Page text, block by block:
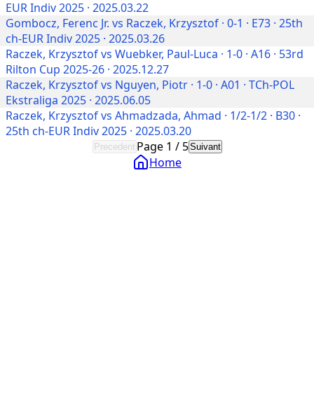
EUR Indiv 2025 · 2025.03.22
Gombocz, Ferenc Jr. vs Raczek, Krzysztof · 0-1 · E73 · 25th
ch-EUR Indiv 2025 · 2025.03.26
Raczek, Krzysztof vs Wuebker, Paul-Luca · 1-0 · A16 · 53rd
Rilton Cup 2025-26 · 2025.12.27
Raczek, Krzysztof vs Nguyen, Piotr · 1-0 · A01 · TCh-POL
Ekstraliga 2025 · 2025.06.05
Raczek, Krzysztof vs Ahmadzada, Ahmad · 1/2-1/2 · B30 ·
25th ch-EUR Indiv 2025 · 2025.03.20
Precedent Page 1 / 5Suivant
Home